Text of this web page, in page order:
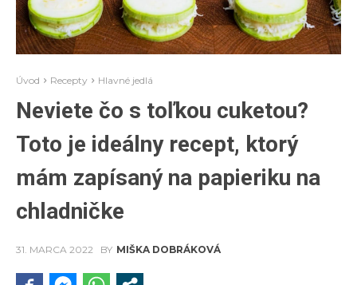
Úvod Recepty Hlavné jedlá
Neviete čo s toľkou cuketou?
Toto je ideálny recept, ktorý
mám zapísaný na papieriku na
chladničke
31. MARCA 2022 BY MIŠKA DOBRÁKOVÁ